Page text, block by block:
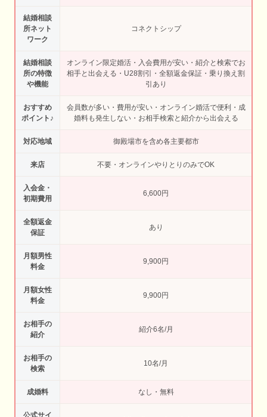
結婚相談
所ネット
ワーク
コネクトシップ
結婚相談
所の特徴
や機能
オンライン限定婚活・入会費用が安い・紹介と検索でお
相手と出会える・U28割引・全額返金保証・乗り換え割
引あり
おすすめ
ポイント♪
会員数が多い・費用が安い・オンライン婚活で便利・成
婚料も発生しない・お相手検索と紹介から出会える
対応地域 御殿場市を含め各主要都市
来店 不要・オンラインやりとりのみでOK
入会金・
初期費用
6,600円
全額返金
保証
あり
月額男性
料金
9,900円
月額女性
料金
9,900円
お相手の
紹介
紹介6名/月
お相手の
検索
10名/月
成婚料 なし・無料
公式サイ